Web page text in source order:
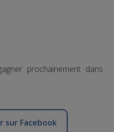
prochainement dans
sur Facebook